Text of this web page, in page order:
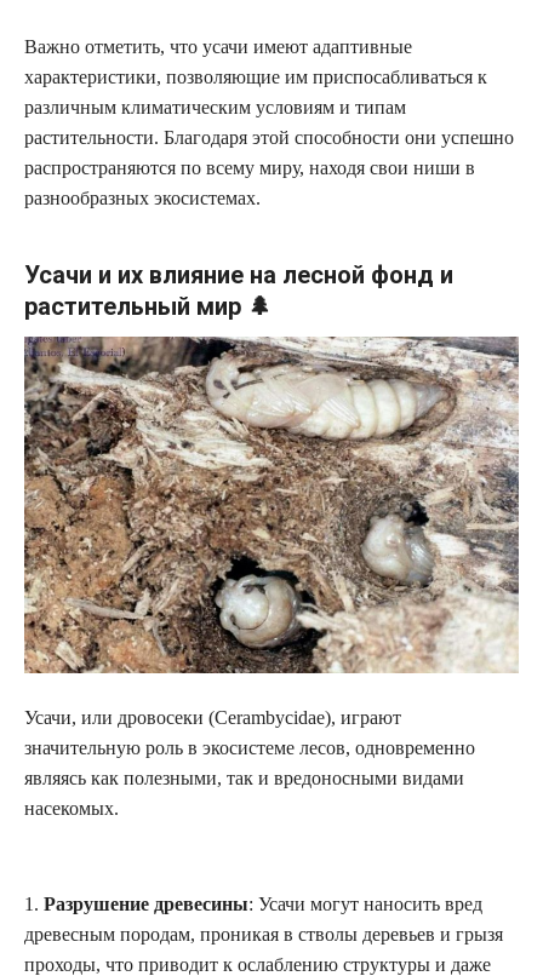
Важно отметить, что усачи имеют адаптивные
характеристики, позволяющие им приспосабливаться к
различным климатическим условиям и типам
растительности. Благодаря этой способности они успешно
распространяются по всему миру, находя свои ниши в
разнообразных экосистемах.
Усачи и их влияние на лесной фонд и
растительный мир 🌲
Усачи, или дровосеки (Cerambycidae), играют
значительную роль в экосистеме лесов, одновременно
являясь как полезными, так и вредоносными видами
насекомых.
1. Разрушение древесины: Усачи могут наносить вред
древесным породам, проникая в стволы деревьев и грызя
проходы, что приводит к ослаблению структуры и даже